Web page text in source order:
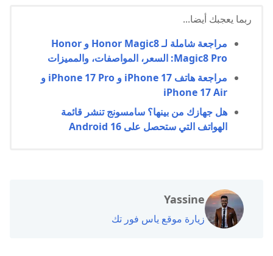
ربما يعجبك أيضا...
مراجعة شاملة لـ Honor Magic8 و Honor
Magic8 Pro: السعر، المواصفات، والمميزات
مراجعة هاتف iPhone 17 و iPhone 17 Pro و
iPhone 17 Air
هل جهازك من بينها؟ سامسونج تنشر قائمة
الهواتف التي ستحصل على Android 16
Yassine
زيارة موقع ياس فور تك